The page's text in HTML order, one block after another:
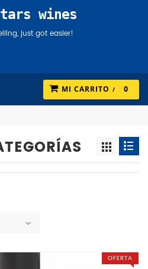
wines
just got easier!
MI CARRITO 0
OFERTA